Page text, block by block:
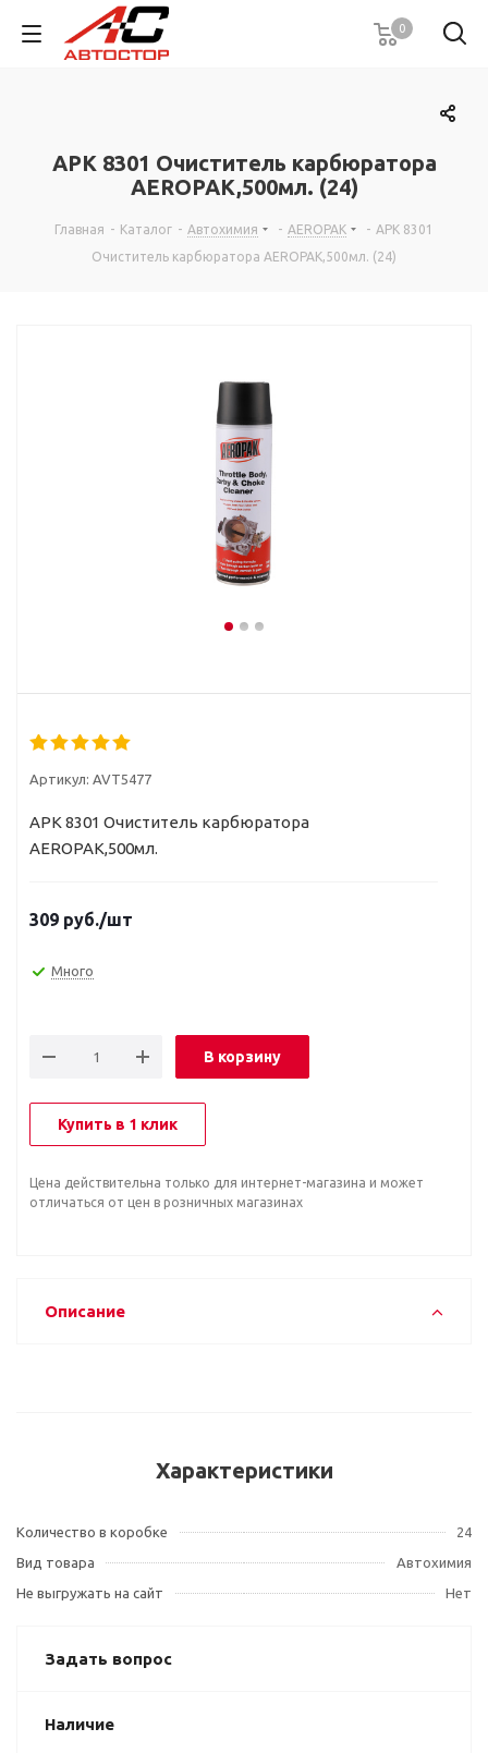
0
APK 8301 Очиститель карбюратора
AEROPAK,500мл. (24)
Главная - Каталог - Автохимия - AEROPAK - APK 8301
Очиститель карбюратора AEROPAK,500мл. (24)
Артикул: AVT5477
APK 8301 Очиститель карбюратора
AEROPAK,500мл.
309 руб./шт
Много
В корзину
Купить в 1 клик
Цена действительна только для интернет-магазина и может
отличаться от цен в розничных магазинах
Описание
Характеристики
Количество в коробке
24
Вид товара
Автохимия
Не выгружать на сайт
Нет
Задать вопрос
Наличие